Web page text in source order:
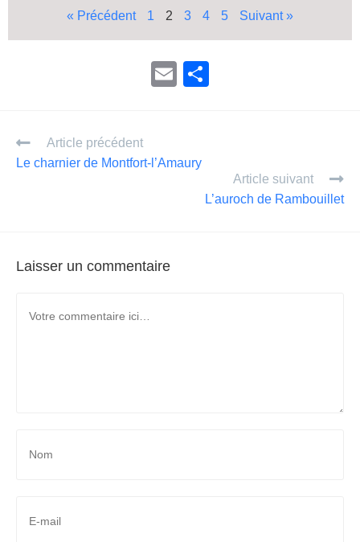
« Précédent 1 2 3 4 5 Suivant »
E
er
Article précédent
Le charnier de Montfort-l’Amaury
Article suivant
L’auroch de Rambouillet
Laisser un commentaire